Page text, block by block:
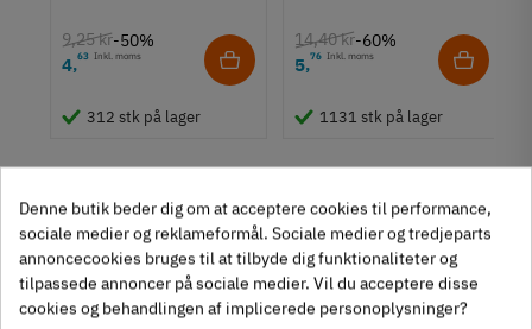
Stil
TilstandNy
9,25 kr-50%
4,63 Inkl. moms
312 stk på lager
14,40 kr-60%
5,76 Inkl. moms
1131 stk på lager
Denne butik beder dig om at acceptere cookies til performance,
sociale medier og reklameformål. Sociale medier og tredjeparts
annoncecookies bruges til at tilbyde dig funktionaliteter og
tilpassede annoncer på sociale medier. Vil du acceptere disse
cookies og behandlingen af implicerede personoplysninger?